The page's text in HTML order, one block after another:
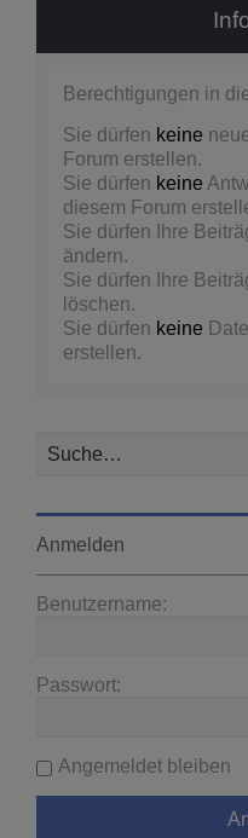
Berechtigungen in
Sie dürfen keine
Forum erstellen.
Sie dürfen keine
diesem Forum
Sie dürfen Ihre
ändern.
Sie dürfen Ihre
löschen.
Sie dürfen keine
erstellen.
Anmelden
Benutzername:
Passwort:
Angemeldet bleiben